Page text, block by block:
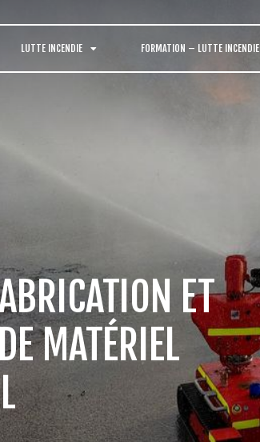
LUTTE INCENDIE FORMATION – LUTTE INCENDIE
ET
MATÉRIEL